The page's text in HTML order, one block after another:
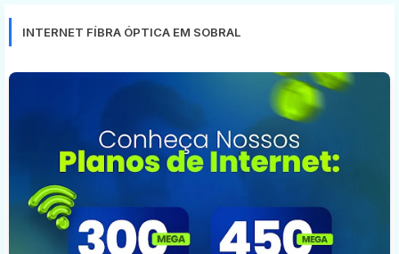
INTERNET FÍBRA ÓPTICA EM SOBRAL